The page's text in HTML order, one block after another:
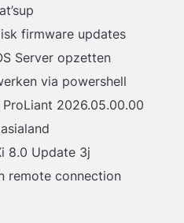
firmware updates
Server opzetten
via powershell
2026.05.00.00
8.0 Update 3j
remote connection